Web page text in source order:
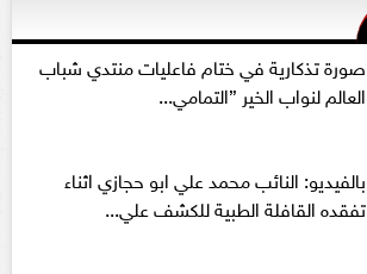
صورة تذكارية في ختام فاعليات منتدي شباب
العالم لنواب الخير ”التمامي...
بالفيديو: النائب محمد علي ابو حجازي اثناء
تفقده القافلة الطبية للكشف علي...